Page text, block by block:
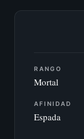
RANGO
Mortal
AFINIDAD
Espada